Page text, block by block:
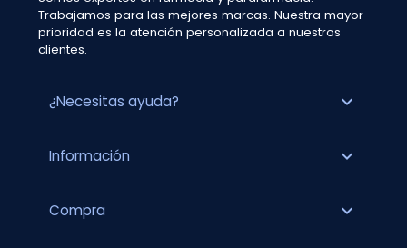
Trabajamos para las mejores marcas. Nuestra mayor
prioridad es la atención personalizada a nuestros
clientes.
¿Necesitas ayuda? expand_more
Información expand_more
Compra expand_more